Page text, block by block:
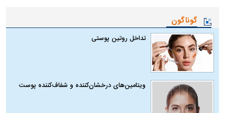
گوناگون
تداخل روتین پوستی
ویتامین‌های درخشان‌کننده و شفاف‌کننده پوست